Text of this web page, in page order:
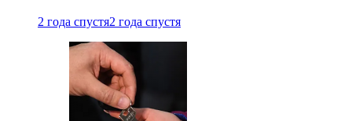
2 года спустя2 года спустя